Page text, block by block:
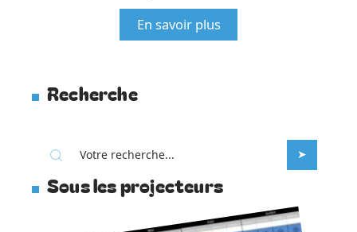
En savoir plus
Recherche
Sous les projecteurs